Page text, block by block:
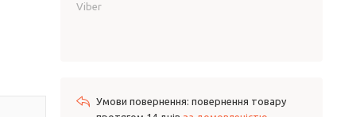
Viber
повернення товару